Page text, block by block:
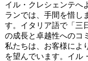
イル・クレシェンテへ
ランでは、手間を惜し
す。イタリア語で「三
の成長と卓越性へのコ
私たちは、お客様によ
を望んでいます。イル